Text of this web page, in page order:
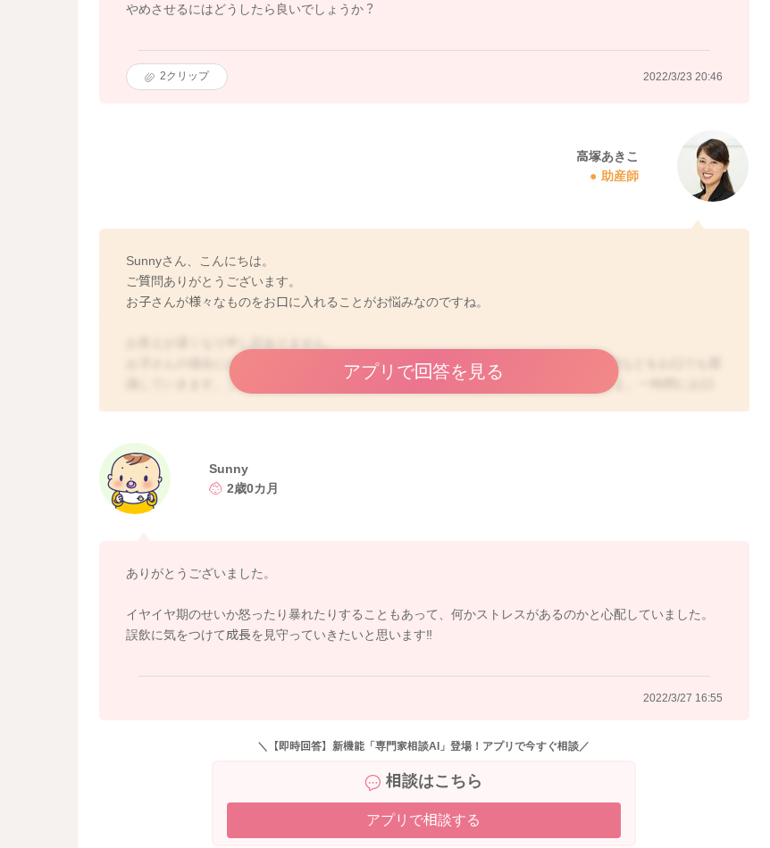
やめさせるにはどうしたら良いでしょうか？
2クリップ 2022/3/23 20:46
高塚あきこ
助産師
Sunnyさん、こんにちは。
ご質問ありがとうございます。
お子さんが様々なものをお口に入れることがお悩みなのですね。
お子さんの場合には、お口は第2の手とも言われるほど、様々なものの感触や硬さ、性状などをお口でも認
識していきます。これは、お子さんの本能であり、成長の重要な段階と言われていますよ。一時的にお口
れるというお子さんが多く、乳幼児の誤飲事故の件数も、2歳頃までが特に多いと言われていますよ。です
が、次第にお子さんの中でお口に入れて良いものといけないものの区別がついてきますし、お子さんは飽
きやすいので、お子さんの中でブームが去ってしまえば、また気にならなくなってくると思います。あま
りご心配なさらなくてもいいと思いますので、しばらくは誤飲なさらないように気をつけていただきつ
アプリで回答を見る
Sunny
2歳0カ月
ありがとうございました。
イヤイヤ期のせいか怒ったり暴れたりすることもあって、何かストレスがあるのかと心配していました。
誤飲に気をつけて成長を見守っていきたいと思います‼️
2022/3/27 16:55
＼【即時回答】新機能「専門家相談AI」登場！アプリで今すぐ相談／
相談はこちら
アプリで相談する